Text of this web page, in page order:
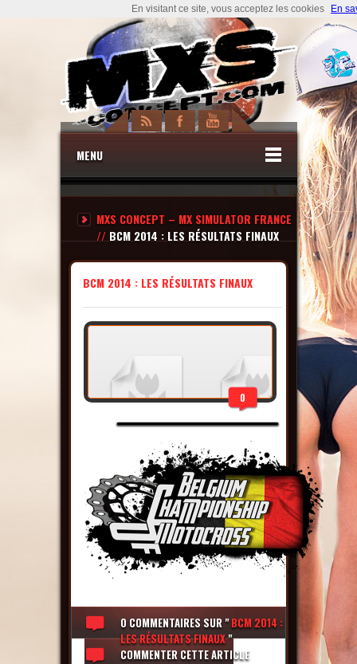
MENU
MXS CONCEPT – MX SIMULATOR FRANCE
// BCM 2014 : LES RÉSULTATS FINAUX
BCM 2014 : LES RÉSULTATS FINAUX
0
0 COMMENTAIRESSUR "BCM 2014 :
LES RÉSULTATS FINAUX"
COMMENTER CETTE ARTICLE
En visitant ce site, vous acceptez les cookies En